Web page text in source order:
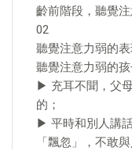
齡前階段，聽覺
02
聽覺注意力弱的
聽覺注意力弱的
▶ 充耳不聞，父
的；
▶ 平時和別人講
「飄忽」，不敢